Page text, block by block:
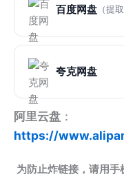
百度网盘 （提
夸克网盘
阿里云盘 ：
https://
为防止炸链接，请用